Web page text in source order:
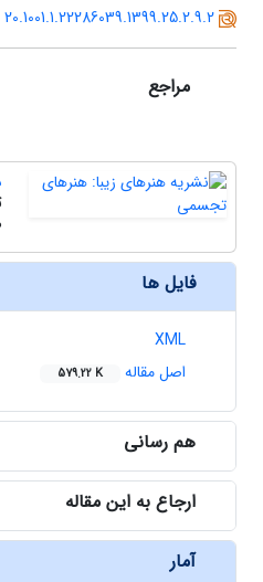
20.1001.1.22286039.1399.25.2.9.2
مراجع
فایل ها
XML
اصل مقاله
579.22 K
هم رسانی
ارجاع به این مقاله
آمار